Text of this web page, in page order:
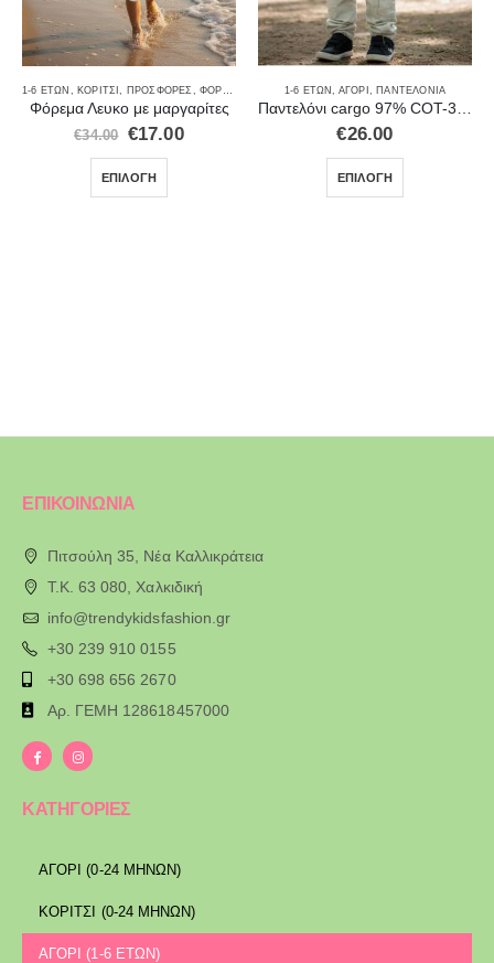
ΦΌΡΜΕΣ
1-6 ΕΤΏΝ ΚΟΡΊΤΣΙ ΠΡΟΣΦΟΡΈΣ ,ΦΟΡΈΜΑΤΑ-ΦΟΎΣΤΕΣ
Φόρεμα Λευκο με μαργαρίτες
€34.00 €17.00
ΕΠΙΛΟΓΉ
1-6 ΕΤΏΝ ΑΓΌΡΙ ΠΑΝΤΕΛΌΝΙΑ
€26.00
ΕΠΙΛΟΓΉ
ΕΠΙΚΟΙΝΩΝΙΑ
Πιτσούλη 35, Νέα Καλλικράτεια
T.K. 63 080, Χαλκιδική
info@trendykidsfashion.gr
+30 239 910 0155
+30 698 656 2670
Αρ. ΓΕΜΗ 128618457000
ΚΑΤΗΓΟΡΙΕΣ
ΑΓΟΡΙ (0-24 ΜΗΝΩΝ)
ΚΟΡΙΤΣΙ (0-24 ΜΗΝΩΝ)
ΑΓΟΡΙ (1-6 ΕΤΩΝ)